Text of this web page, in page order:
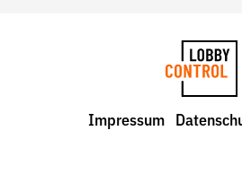
LobbyControl
Impressum